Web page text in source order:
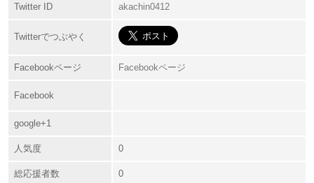
Twitter ID akachin0412
Twitterでつぶやく
Facebookページ Facebookページ
Facebook
google+1
人気度 0
総応援者数 0